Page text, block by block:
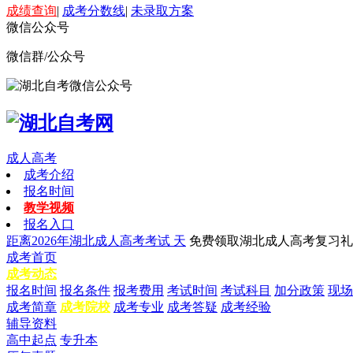
成绩查询| 成考分数线| 未录取方案
微信公众号
微信群/公众号
成人高考
成考介绍
报名时间
教学视频
报名入口
距离2026年湖北成人高考考试 天 免费领取湖北成人高考复习
成考首页
成考动态
报名时间 报名条件 报考费用 考试时间 考试科目 加分政策 现
成考简章 成考院校 成考专业 成考答疑 成考经验
辅导资料
高中起点 专升本